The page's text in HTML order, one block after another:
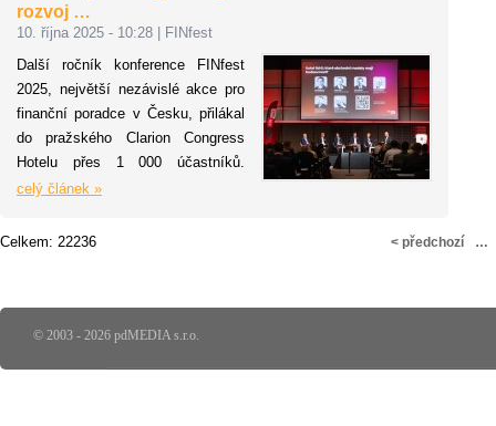
rozvoj …
10. října 2025 - 10:28
FINfest
Další ročník konference FINfest
2025, největší nezávislé akce pro
finanční poradce v Česku, přilákal
do pražského Clarion Congress
Hotelu přes 1 000 účastníků.
Během dne proběhlo 27 hodin
v pěti sálech a 46 programových
konkrétní obchodní tipy.
celý článek »
< předchozí …
Celkem: 22236
© 2003 - 2026 pdMEDIA s.r.o.